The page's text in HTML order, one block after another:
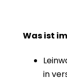
Was ist
in